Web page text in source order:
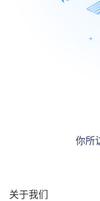
你所
关于我们